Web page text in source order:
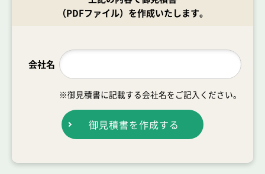
（PDFファイル）を作成いたします。
会社名
※御見積書に記載する会社名をご記入ください。
御見積書を作成する